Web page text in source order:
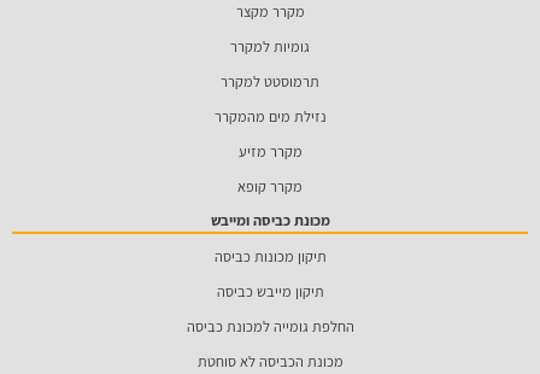
מקרר מקצר
גומיות למקרר
תרמוסטט למקרר
נזילת מים מהמקרר
מקרר מזיע
מקרר קופא
מכונת כביסה ומייבש
תיקון מכונות כביסה
תיקון מייבש כביסה
החלפת גומייה למכונת כביסה
מכונת הכביסה לא סוחטת